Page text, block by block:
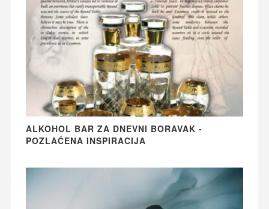
ALKOHOL BAR ZA DNEVNI BORAVAK -
POZLAĆENA INSPIRACIJA